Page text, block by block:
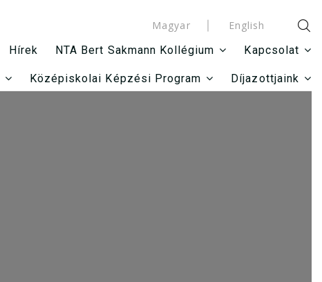
Magyar
English
Hírek NTA Bert Sakmann Kollégium Kapcsolat
Középiskolai Képzési Program Díjazottjaink